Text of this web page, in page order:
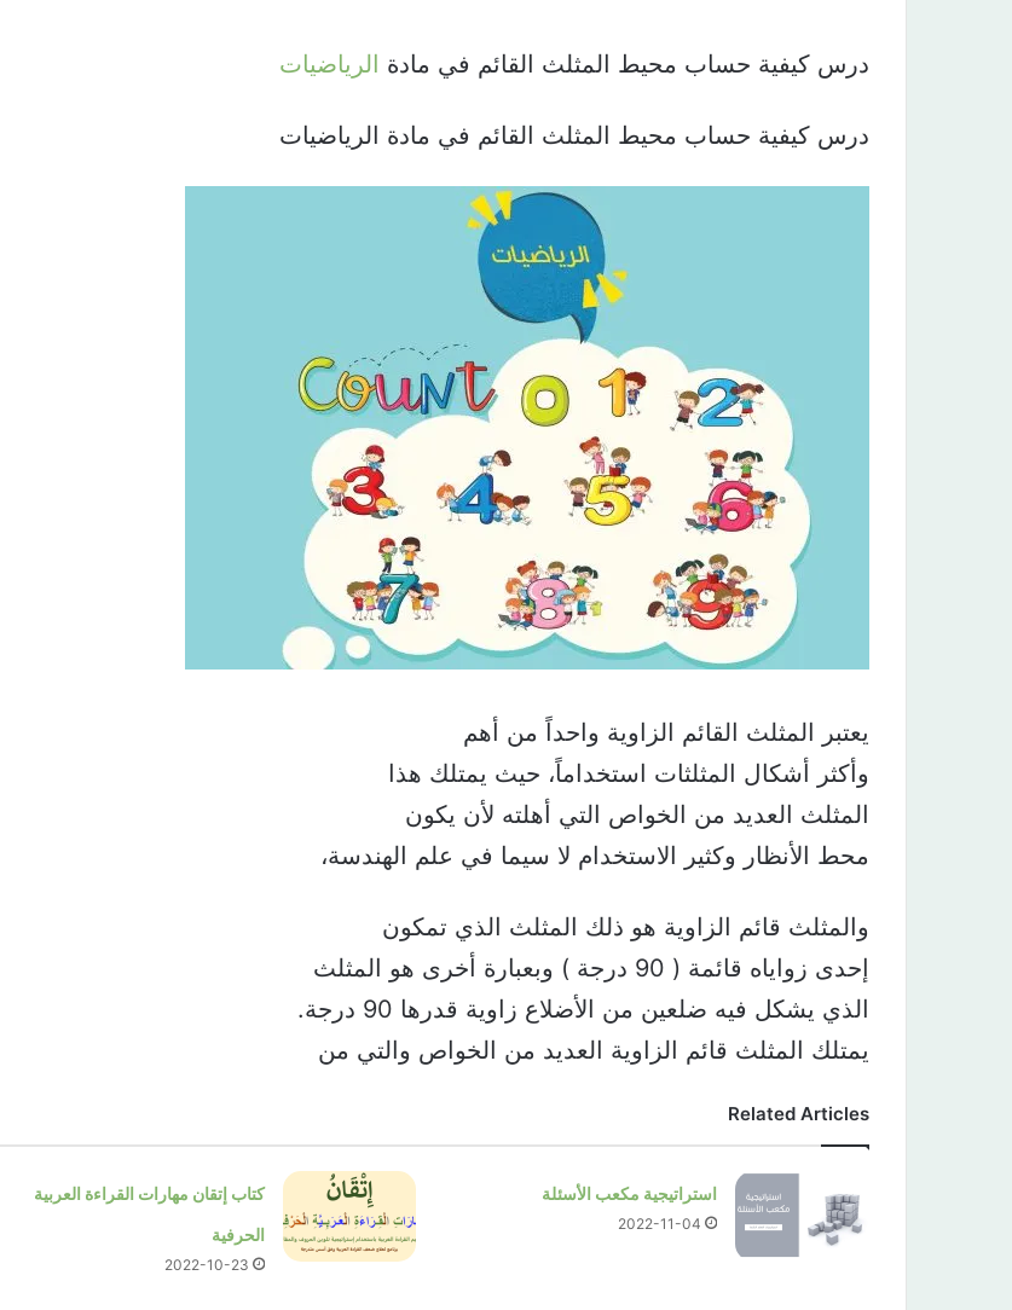
درس كيفية حساب محيط المثلث القائم في مادة الرياضيات
درس كيفية حساب محيط المثلث القائم في مادة الرياضيات
يعتبر المثلث القائم الزاوية واحداً من أهم
وأكثر أشكال المثلثات استخداماً، حيث يمتلك هذا
المثلث العديد من الخواص التي أهلته لأن يكون
محط الأنظار وكثير الاستخدام لا سيما في علم الهندسة،
والمثلث قائم الزاوية هو ذلك المثلث الذي تمكون
إحدى زواياه قائمة ( 90 درجة ) وبعبارة أخرى هو المثلث
الذي يشكل فيه ضلعين من الأضلاع زاوية قدرها 90 درجة.
يمتلك المثلث قائم الزاوية العديد من الخواص والتي من
Related Articles
استراتيجية مكعب الأسئلة
2022-11-04
كتاب إتقان مهارات القراءة العربية
الحرفية
2022-10-23